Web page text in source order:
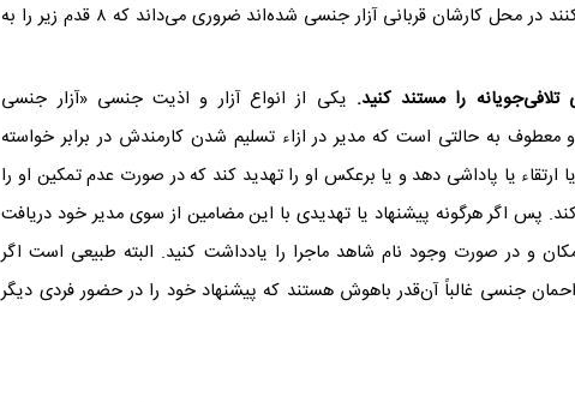
بالمن برای کسانی که فکر می‌کنند در محل کارشان قربانی آزار جنسی شده‌اند ضروری می‌داند که ۸ قدم زیر را به
یکی از انواع آزار و اذیت جنسی «آزار جنسی
و معطوف به حالتی است که مدیر در ازاء تسلیم شدن کارمندش در برابر خواسته
ارتقاء یا پاداشی دهد و یا برعکس او را تهدید کند که در صورت عدم تمکین او را
پس اگر هرگونه پیشنهاد یا تهدیدی با این مضامین از سوی مدیر خود دریافت
و در صورت وجود نام شاهد ماجرا را یادداشت کنید. البته طبیعی است اگر
جنسی غالباً آن‌قدر باهوش هستند که پیشنهاد خود را در حضور فردی دیگر